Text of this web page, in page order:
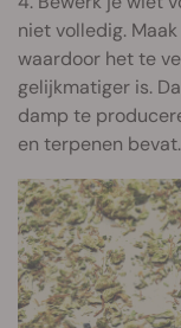
niet volledig.
waardoor het te
gelijkmatiger is.
damp te
en terpenen bevat.